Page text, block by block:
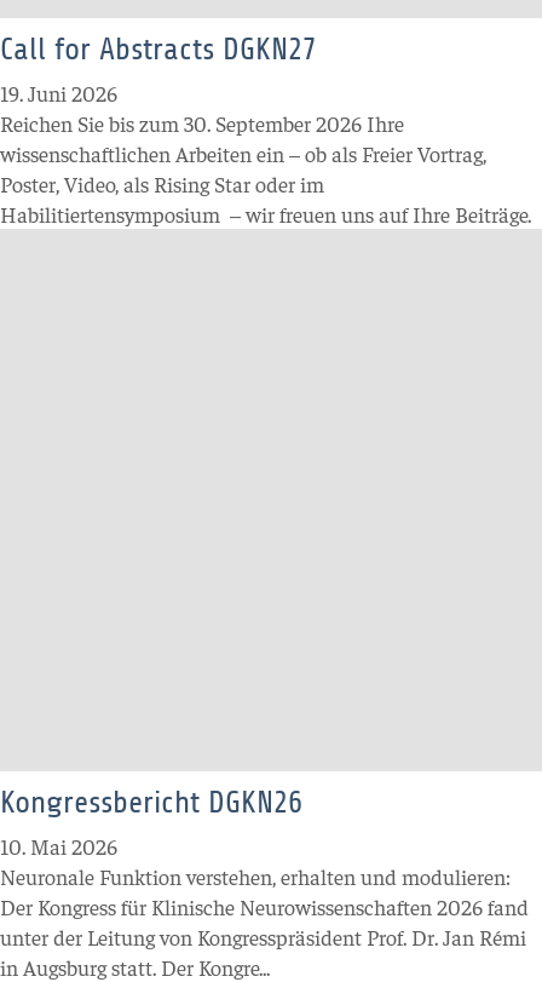
Call for Abstracts DGKN27
19. Juni 2026
Reichen Sie bis zum 30. September 2026 Ihre
wissenschaftlichen Arbeiten ein –ob als Freier Vortrag,
Poster, Video, als Rising Star oder im
Habilitiertensymposium –wir freuen uns auf Ihre Beiträge.
Kongressbericht DGKN26
10. Mai 2026
Neuronale Funktion verstehen, erhalten und modulieren:
Der Kongress für Klinische Neurowissenschaften 2026 fand
unter der Leitung von Kongresspräsident Prof. Dr. Jan Rémi
in Augsburg statt. Der Kongre...